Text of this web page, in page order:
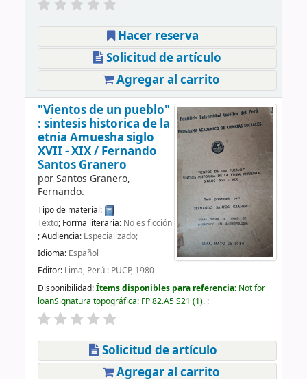
Hacer reserva
Solicitud de artículo
Agregar al carrito
"Vientos de un pueblo"
: sintesis historica de la
etnia Amuesha siglo
XVII - XIX / Fernando
Santos Granero
porSantos Granero,
Fernando.
Tipo de material:
Texto; Forma literaria: No es ficción
; Audiencia: Especializado;
Idioma: Español
Editor: Lima, Perú : PUCP, 1980
Disponibilidad:Ítems disponibles para referencia: Not for
loanSignatura topográfica: FP 82.A5 S21 (1). :
Solicitud de artículo
Agregar al carrito